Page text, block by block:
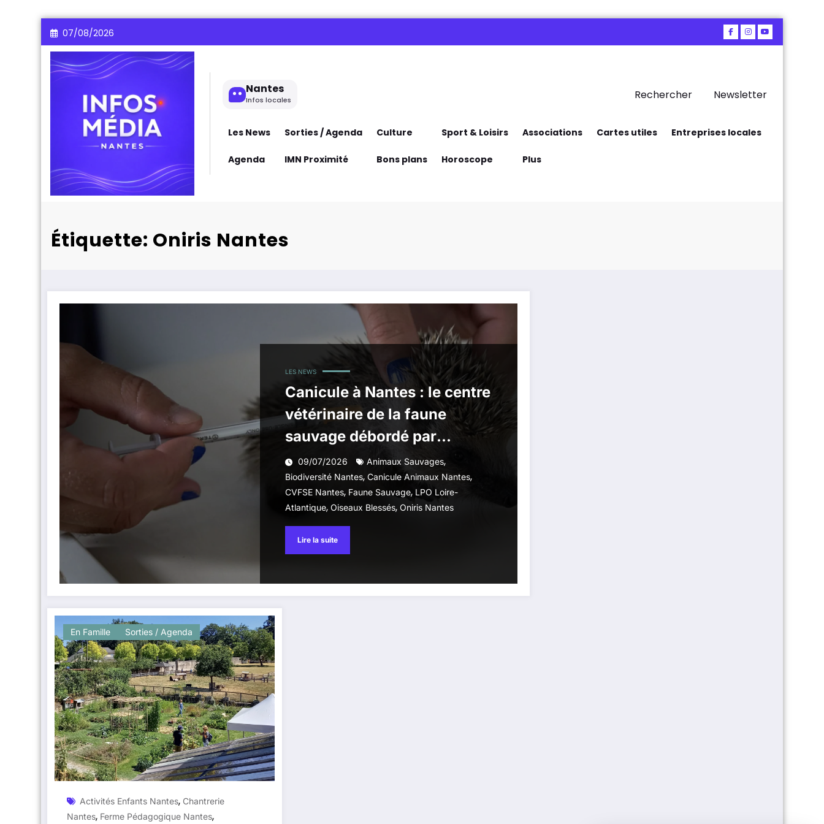
Aller
au
contenu
07/08/2026
Nantes
Infos locales Rechercher Newsletter
Les News Sorties / Agenda Culture Sport & Loisirs Associations Cartes utiles Entreprises locales
Agenda IMN Proximité Bons plans Horoscope Plus
Étiquette: Oniris Nantes
LES NEWS
Canicule à Nantes : le centre
vétérinaire de la faune
sauvage débordé par
l’arrivée d’animaux blessés
09/07/2026 Animaux Sauvages,
Biodiversité Nantes, Canicule Animaux Nantes,
CVFSE Nantes, Faune Sauvage, LPO Loire-
Atlantique, Oiseaux Blessés, Oniris Nantes
Lire la suite
En Famille Sorties / Agenda
Activités Enfants Nantes, Chantrerie
Nantes, Ferme Pédagogique Nantes,